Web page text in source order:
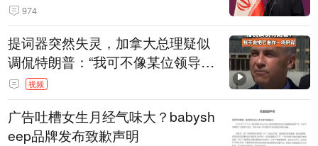
974
提词器突然失灵，加拿大总理疑似
调侃特朗普：“我可不像某位领导
人，把这当成一场阴谋”，全场哄笑
视频
广告吐槽女生月经气味大？babysh
eep品牌发布致歉声明